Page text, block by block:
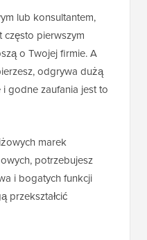
lub konsultantem,
pierwszym
o Twojej firmie. A
odgrywa dużą
godne zaufania jest to
marek
potrzebujesz
i bogatych funkcji
przekształcić